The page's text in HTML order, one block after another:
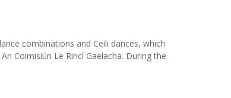
combinations and Ceili dances, which
Coimisiún Le Rincí Gaelacha. During the